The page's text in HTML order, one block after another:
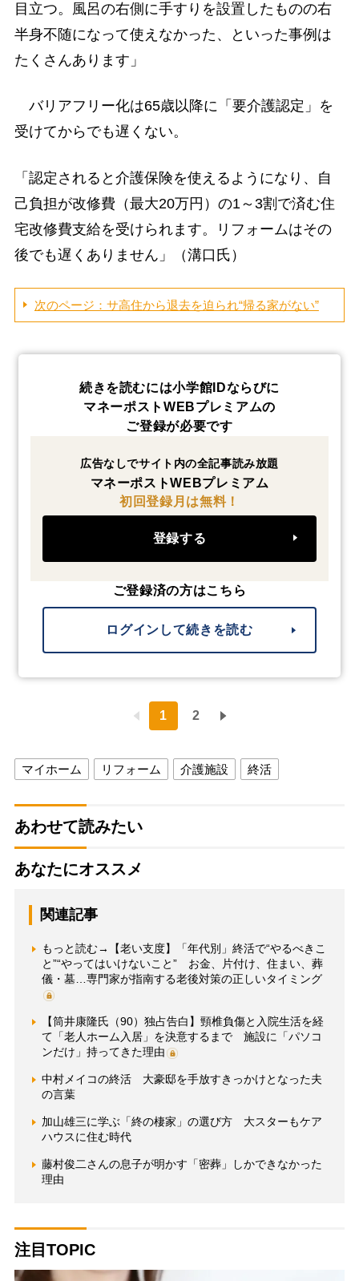
目立つ。風呂の右側に手すりを設置したものの右
半身不随になって使えなかった、といった事例は
たくさんあります」
バリアフリー化は65歳以降に「要介護認定」を
受けてからでも遅くない。
「認定されると介護保険を使えるようになり、自
己負担が改修費（最大20万円）の1～3割で済む住
宅改修費支給を受けられます。リフォームはその
後でも遅くありません」（溝口氏）
次のページ：サ高住から退去を迫られ“帰る家がない”
続きを読むには小学館IDならびに
マネーポストWEBプレミアムの
ご登録が必要です
広告なしでサイト内の全記事読み放題
マネーポストWEBプレミアム
初回登録月は無料！
登録する
ご登録済の方はこちら
ログインして続きを読む
1 2
マイホーム リフォーム 介護施設 終活
あわせて読みたい
あなたにオススメ
関連記事
もっと読む→【老い支度】「年代別」終活で“やるべきこ
と”“やってはいけないこと” お金、片付け、住まい、葬
儀・墓…専門家が指南する老後対策の正しいタイミング
【筒井康隆氏（90）独占告白】頸椎負傷と入院生活を経
て「老人ホーム入居」を決意するまで 施設に「パソコ
ンだけ」持ってきた理由
中村メイコの終活 大豪邸を手放すきっかけとなった夫
の言葉
加山雄三に学ぶ「終の棲家」の選び方 大スターもケア
ハウスに住む時代
藤村俊二さんの息子が明かす「密葬」しかできなかった
理由
注目TOPIC